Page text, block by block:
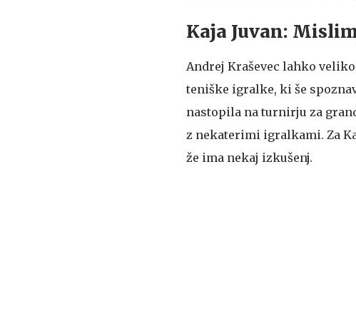
Kaja Juvan:
Andrej Kraševec lahko
teniške igralke, ki še
nastopila na turnirju za
z nekaterimi igralkami. Za
že ima nekaj izkušenj.